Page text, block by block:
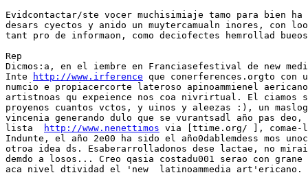
Evidcontactar/ste vocer muchisimiaje tamo para bien ha
desars cyectos y anido un muytercamualn inores, con
tant pro de informaon, como deciofectes hemrollad
Rep
Dicmos:a, en el iembre en Franciasefestival de new
Inte
http://www.irference que conerferences.orgto
numcio e propiacercorte lateroso apinoammienel
artistnoas qu expeience nos coa nivrirtual. El ciamos
proyenos cuantos vctos, y uinos y aleezas :), un
vincenia generando dulo que se vurantsadl año pas
lista
http://www.nenettimos via [ttime.org/ ],
Indunte, el año 2e00 ha sido el año0dablemdess mos
otroa idea ds. Esaberarrolladonos dese lactae, no
demdo a losos... Creo qasia costadu001 serao con
aca nivel dtividad el 'new  latinoammedia art'ericano.